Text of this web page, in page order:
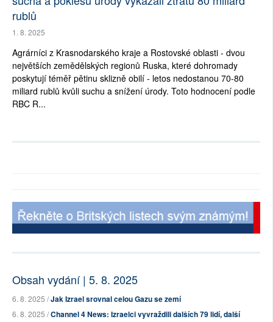
rublů
1. 8. 2025
Agrárníci z Krasnodarského kraje a Rostovské oblasti - dvou
největších zemědělských regionů Ruska, které dohromady
poskytují téměř pětinu sklizně obilí - letos nedostanou 70-80
miliard rublů kvůli suchu a snížení úrody. Toto hodnocení podle
RBC R...
Obsah vydání | 5. 8. 2025
6. 8. 2025 /Jak Izrael srovnal celou Gazu se zemí
6. 8. 2025 /Channel 4 News: Izraelci vyvraždili dalších 79 lidí, další